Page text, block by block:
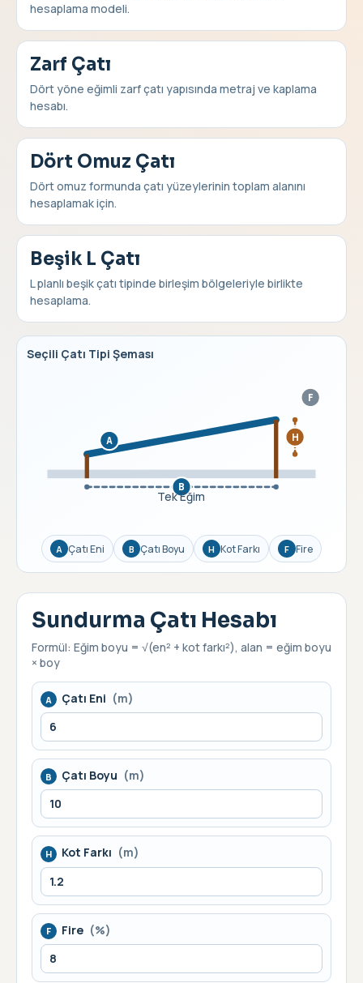
hesaplama modeli.
Zarf Çatı
Dört yöne eğimli zarf çatı yapısında metraj ve kaplama
hesabı.
Dört Omuz Çatı
Dört omuz formunda çatı yüzeylerinin toplam alanını
hesaplamak için.
Beşik L Çatı
L planlı beşik çatı tipinde birleşim bölgeleriyle birlikte
hesaplama.
Seçili Çatı Tipi Şeması
B
H
F
A
Tek Eğim
A Çatı Eni B Çatı Boyu H Kot Farkı F Fire
Sundurma Çatı Hesabı
Formül: Eğim boyu = √(en² + kot farkı²), alan = eğim boyu
× boy
A Çatı Eni (m)
B Çatı Boyu (m)
H Kot Farkı (m)
F Fire (%)